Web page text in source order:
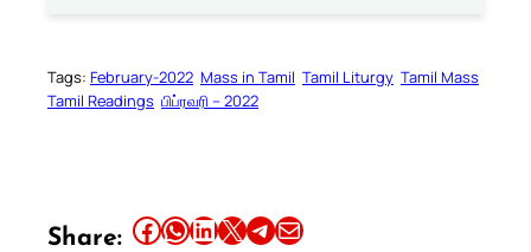
Tags: February-2022 Mass in Tamil Tamil Liturgy Tamil Mass
Tamil Readings பிப்ரவரி – 2022
Share: Share this article on Facebook Share this article on WhatsApp Share this article on LinkedIn Share this article on X Share this article on TelegramEmail this Article